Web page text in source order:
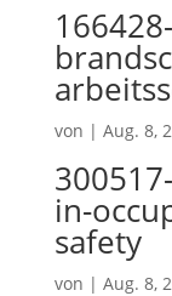
von | Aug. 8,
in-
safety
von | Aug. 8,